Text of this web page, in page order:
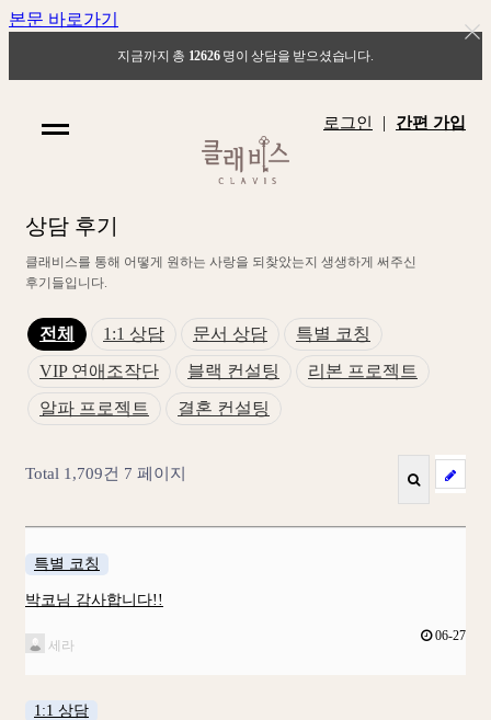
본문 바로가기
지금까지 총 12626 명이 상담을 받으셨습니다.
로그인 | 간편 가입
상담 후기
클래 비 스를 통해 어 떻게 원하는 사랑을 되 찾았는지 생생하게 써 주신
후기 들입 니 다.
전체 1:1 상담 문서 상담
특별 코칭
VIP 연애조작단
블랙 컨설팅
리본 프로젝트
알파 프로젝트
결혼 컨설팅
Total 1,709건 7 페이지
특별 코칭
박코님 감사합니다!!
세라
06-27
1:1 상담